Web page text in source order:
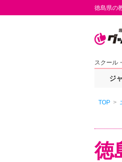
徳島県の
スクール
ジ
TOP
徳